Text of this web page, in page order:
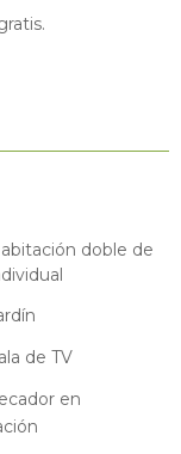
doble de
de TV
en